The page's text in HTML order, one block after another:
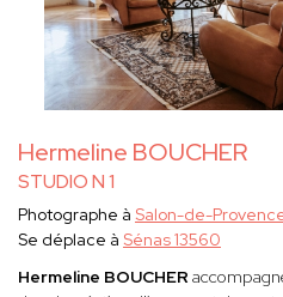
Hermeline BOUCHER
STUDIO N 1
Photographe à Salon-de-
Se déplace à Sénas 13560
Hermeline BOUCHER